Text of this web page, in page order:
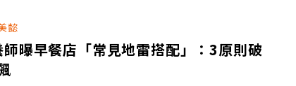
懿
曝早餐店「常見地雷搭配」：3原則破